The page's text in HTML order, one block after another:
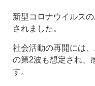
新型コロナウイルス
されました。
社会活動の再開には、
の第2波も想定され、
す。